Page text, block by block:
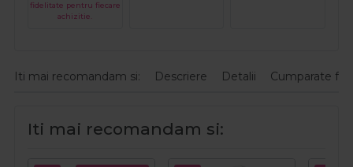
fidelitate pentru fiecare
achizitie.
Iti mai recomandam si: Descriere Detalii Cumparate
Iti mai recomandam si: